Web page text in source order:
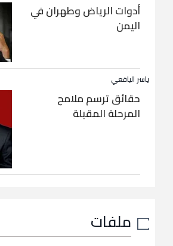
أدوات الرياض وطهران في
اليمن
ياسر اليافعي
حقائق ترسم ملامح
المرحلة المقبلة
ملفات